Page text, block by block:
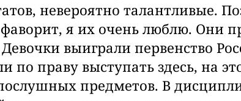
невероятно талантливые.
я их очень люблю. Они
Девочки выиграли первенство
по праву выступать здесь, на
предметов. В